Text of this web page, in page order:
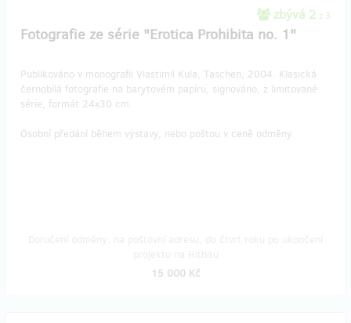
zbývá 2 z 3
Fotografie ze série "Erotica Prohibita no. 1"
Publikováno v monografii Vlastimil Kula, Taschen, 2004. Klasická
černobílá fotografie na barytovém papíru, signováno, z limitované
série, formát 24x30 cm.
Osobní předání během výstavy, nebo poštou v ceně odměny.
15 000 Kč